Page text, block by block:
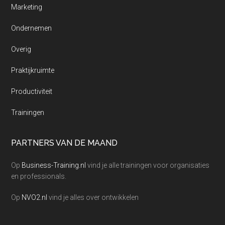
Marketing
Ondernemen
Overig
Praktijkruimte
Productiviteit
Trainingen
PARTNERS VAN DE MAAND
Op Business-Training.nl vind je alle trainingen voor organisaties
en professionals.
Op NVO2.nl vind je alles over ontwikkelen